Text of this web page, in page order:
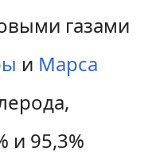
газами
и Марса
и 95,3%